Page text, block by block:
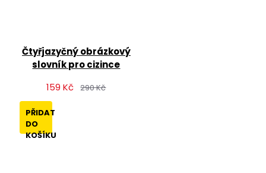
Čtyřjazyčný obrázkový
slovník pro cizince
159 Kč
290 Kč
PŘIDAT
DO
KOŠÍKU